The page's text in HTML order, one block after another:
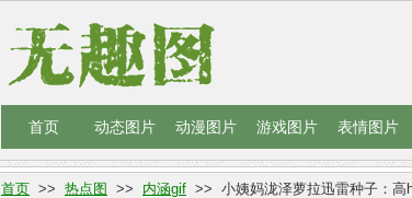
首页 动态图片 动漫图片 游戏图片 表情图片
首页 >> 热点图 >> 内涵gif >> 小姨妈泷泽萝拉迅雷种子：高